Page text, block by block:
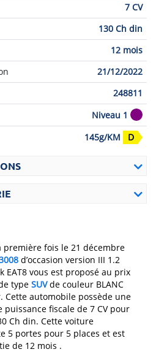
7 CV
130 Ch din
12 mois
21/12/2022
248811
Niveau 1
145g/KM D
fois le 21 décembre
d’occasion version III 1.2
EAT8 vous est proposé au prix
type SUVde couleur BLANC
Cette automobile possède une
puissance fiscale de 7 CV pour
Ch din. Cette voiture
5 portes pour 5 places et est
de 12 mois .